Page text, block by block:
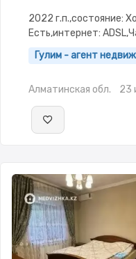
2022 г.п.,состояние:
Есть,интернет:
меблирована,потолки:
Гулим - агент
Алматинская обл. 23